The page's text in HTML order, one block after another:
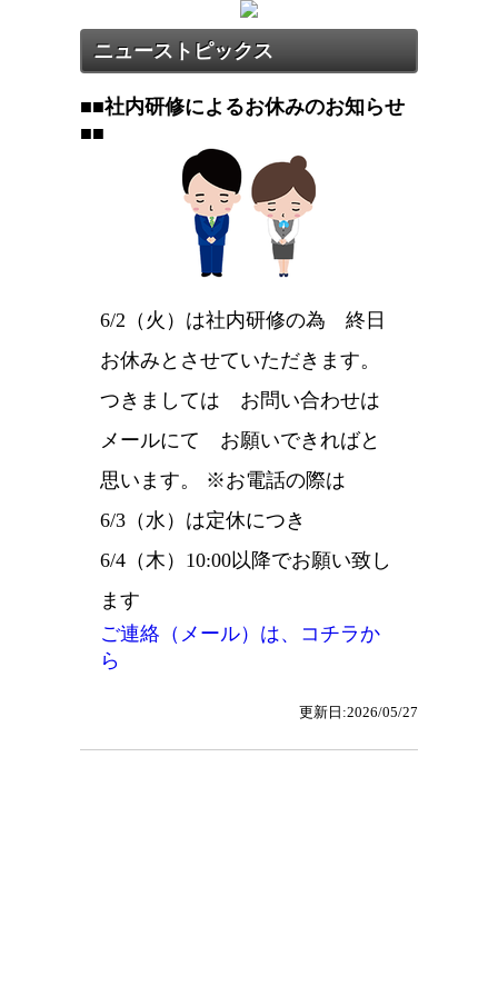
ニューストピックス
■■社内研修によるお休みのお知らせ
■■
6/2（火）は社内研修の為 終日
お休みとさせていただきます。
つきましては お問い合わせは
メールにて お願いできればと
思います。 ※お電話の際は
6/3（水）は定休につき
6/4（木）10:00以降でお願い致し
ます
ご連絡（メール）は、コチラか
ら
更新日:2026/05/27